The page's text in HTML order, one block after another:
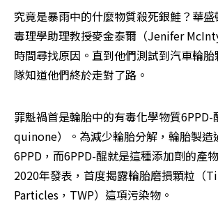
究竟是暴雨中的什麼物質殺死銀鮭？華
毒理學助理教授麥金泰爾（Jenifer
時間尋找原因。直到他們測試到汽車輪
隊知道他們終於走對了路。
罪魁禍首是輪胎中的有毒化學物質6PPD-
quinone）。為減少輪胎分解，輪胎製造
6PPD，而6PPD-醌就是這種添加劑的產
2020年發表，首度揭露輪胎磨損顆粒（
Particles，TWP）這項污染物。